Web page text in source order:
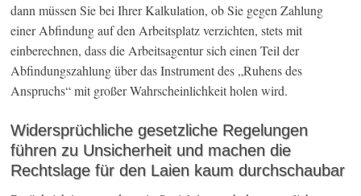
dann müssen Sie bei Ihrer Kalkulation, ob Sie gegen Zahlung
einer Abfindung auf den Arbeitsplatz verzichten, stets mit
einberechnen, dass die Arbeitsagentur sich einen Teil der
Abfindungszahlung über das Instrument des „Ruhens des
Anspruchs“ mit großer Wahrscheinlichkeit holen wird.
Widersprüchliche gesetzliche Regelungen
führen zu Unsicherheit und machen die
Rechtslage für den Laien kaum durchschaubar